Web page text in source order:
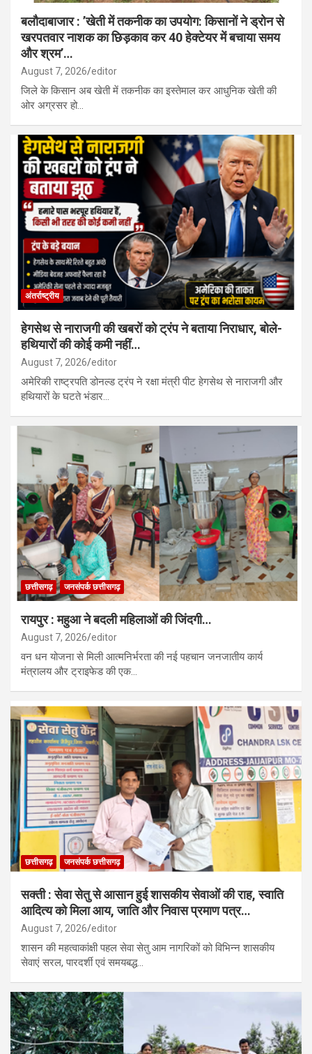
बलौदाबाजार : ’खेती में तकनीक का उपयोग: किसानों ने ड्रोन से
खरपतवार नाशक का छिड़काव कर 40 हेक्टेयर में बचाया समय
और श्रम’…
August 7, 2026 editor
जिले के किसान अब खेती में तकनीक का इस्तेमाल कर आधुनिक खेती की
ओर अग्रसर हो…
अंतर्राष्ट्रीय
हेगसेथ से नाराजगी की खबरों को ट्रंप ने बताया निराधार, बोले-
हथियारों की कोई कमी नहीं…
August 7, 2026 editor
अमेरिकी राष्ट्रपति डोनल्ड ट्रंप ने रक्षा मंत्री पीट हेगसेथ से नाराजगी और
हथियारों के घटते भंडार…
छत्तीसगढ़ जनसंपर्क छत्तीसगढ़
रायपुर : महुआ ने बदली महिलाओं की जिंदगी…
August 7, 2026 editor
वन धन योजना से मिली आत्मनिर्भरता की नई पहचान जनजातीय कार्य
मंत्रालय और ट्राइफेड की एक…
छत्तीसगढ़ जनसंपर्क छत्तीसगढ़
सक्ती : सेवा सेतु से आसान हुई शासकीय सेवाओं की राह, स्वाति
आदित्य को मिला आय, जाति और निवास प्रमाण पत्र…
August 7, 2026 editor
शासन की महत्वाकांक्षी पहल सेवा सेतु आम नागरिकों को विभिन्न शासकीय
सेवाएं सरल, पारदर्शी एवं समयबद्ध…